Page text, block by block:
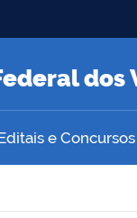
dos
e Concursos